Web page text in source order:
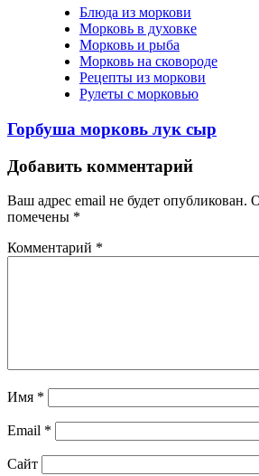
Блюда из моркови
Морковь в духовке
Морковь и рыба
Морковь на сковороде
Рецепты из моркови
Рулеты с морковью
Горбуша морковь лук сыр
Добавить комментарий
Ваш адрес email не будет опубликован.
помечены *
Комментарий *
Имя *
Email *
Сайт